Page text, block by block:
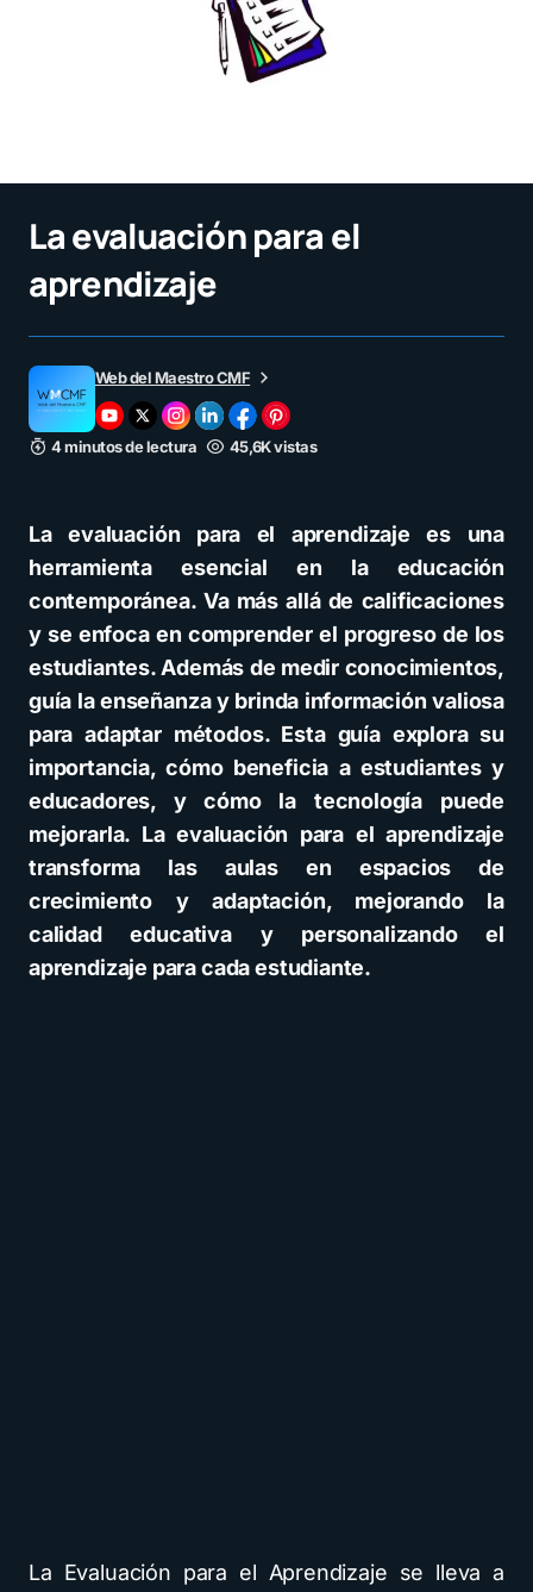
La evaluación para el
aprendizaje
Web del Maestro CMF
4 minutos de lectura 45,6K vistas
La evaluación para el aprendizaje es una
herramienta esencial en la educación
contemporánea. Va más allá de calificaciones
y se enfoca en comprender el progreso de los
estudiantes. Además de medir conocimientos,
guía la enseñanza y brinda información valiosa
para adaptar métodos. Esta guía explora su
importancia, cómo beneficia a estudiantes y
educadores, y cómo la tecnología puede
mejorarla. La evaluación para el aprendizaje
transforma las aulas en espacios de
crecimiento y adaptación, mejorando la
calidad educativa y personalizando el
aprendizaje para cada estudiante.
La Evaluación para el Aprendizaje se lleva a